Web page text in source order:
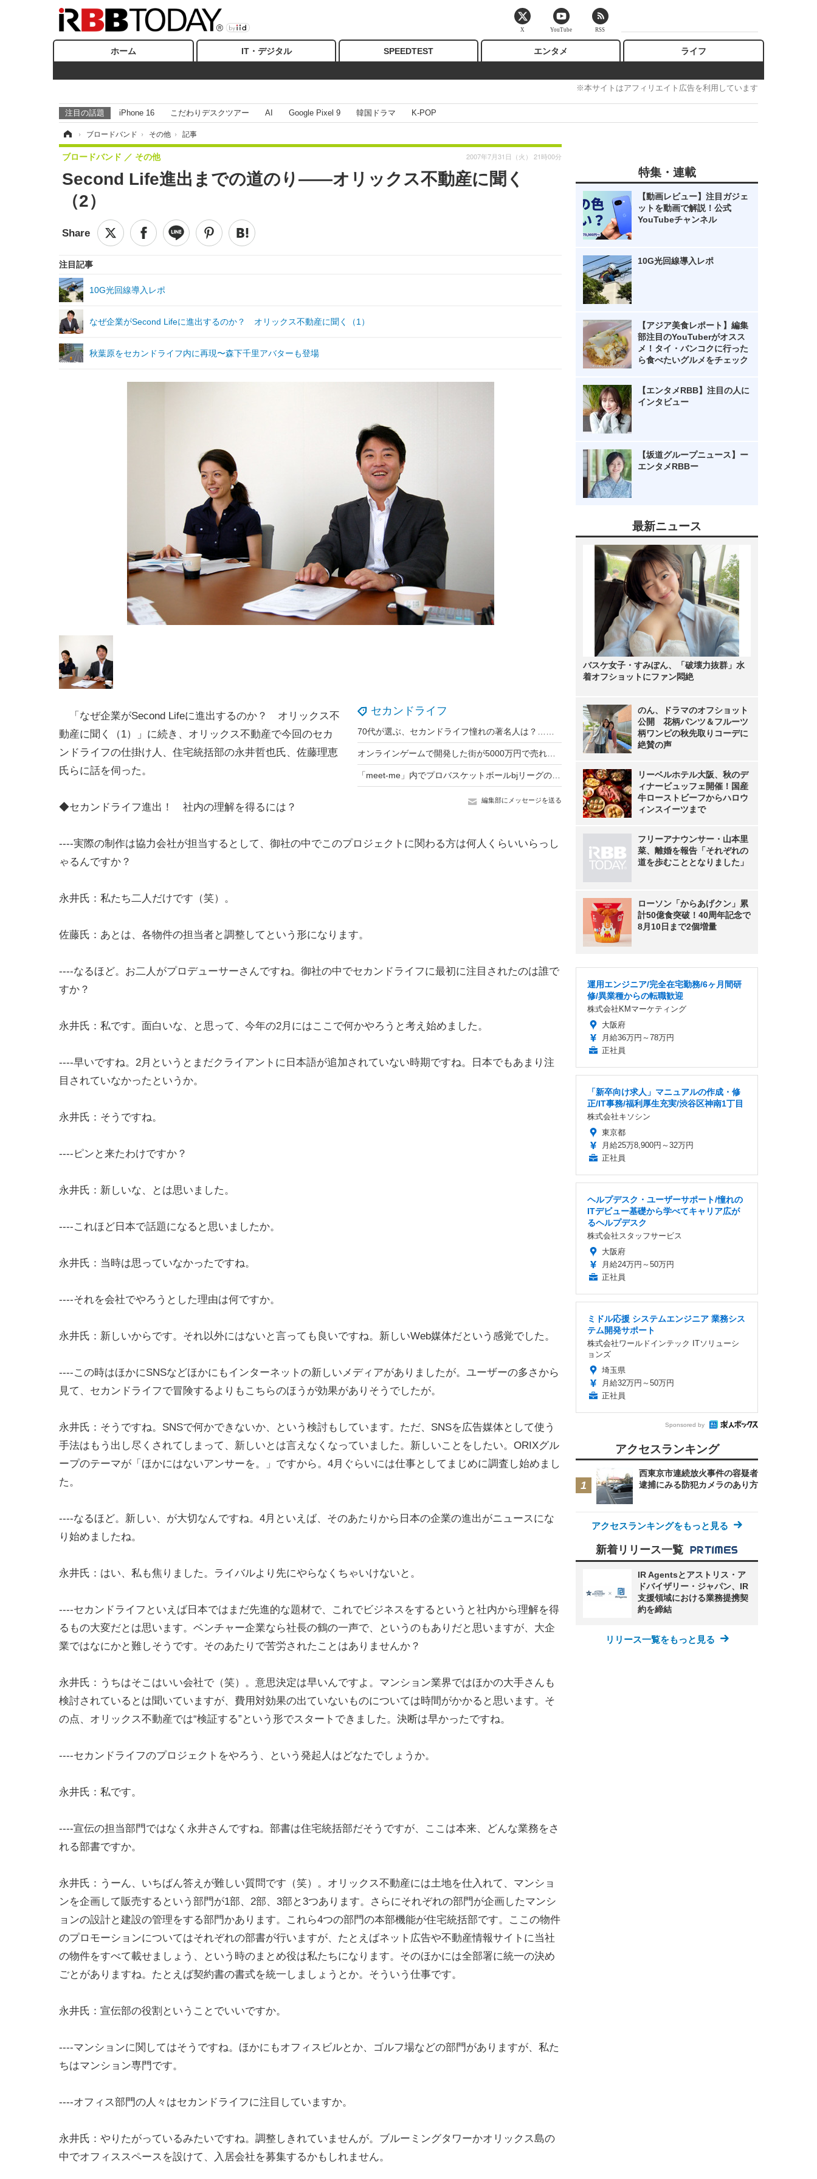
ホーム IT・デジタル SPEEDTEST エンタメ ライフ
※本サイトはアフィリエイト広告を利用しています
注目の話題 iPhone 16 こだわりデスクツアー AI Google Pixel 9 韓国ドラマ K-POP
› ブロードバンド › その他 › 記事
Second Life進出までの道のり——オリックス不動産に聞く
（2）
ブロードバンド その他 2007年7月31日（火） 21時00分
注目記事
10G光回線導入レポ
なぜ企業がSecond Lifeに進出するのか？ オリックス不動産に聞く（1）
秋葉原をセカンドライフ内に再現〜森下千里アバターも登場
セカンドライフ
編集部にメッセージを送る
「なぜ企業がSecond Lifeに進出するのか？ オリックス不
動産に聞く（1）」に続き、オリックス不動産で今回のセカ
ンドライフの仕掛け人、住宅統括部の永井哲也氏、佐藤理恵
氏らに話を伺った。
◆セカンドライフ進出！ 社内の理解を得るには？
----実際の制作は協力会社が担当するとして、御社の中でこのプロジェクトに関わる方は何人くらいいらっし
ゃるんですか？
永井氏：私たち二人だけです（笑）。
佐藤氏：あとは、各物件の担当者と調整してという形になります。
----なるほど。お二人がプロデューサーさんですね。御社の中でセカンドライフに最初に注目されたのは誰で
すか？
永井氏：私です。面白いな、と思って、今年の2月にはここで何かやろうと考え始めました。
----早いですね。2月というとまだクライアントに日本語が追加されていない時期ですね。日本でもあまり注
目されていなかったというか。
永井氏：そうですね。
----ピンと来たわけですか？
永井氏：新しいな、とは思いました。
----これほど日本で話題になると思いましたか。
永井氏：当時は思っていなかったですね。
----それを会社でやろうとした理由は何ですか。
永井氏：新しいからです。それ以外にはないと言っても良いですね。新しいWeb媒体だという感覚でした。
----この時はほかにSNSなどほかにもインターネットの新しいメディアがありましたが。ユーザーの多さから
見て、セカンドライフで冒険するよりもこちらのほうが効果がありそうでしたが。
永井氏：そうですね。SNSで何かできないか、という検討もしています。ただ、SNSを広告媒体として使う
手法はもう出し尽くされてしまって、新しいとは言えなくなっていました。新しいことをしたい。ORIXグル
ープのテーマが「ほかにはないアンサーを。」ですから。4月ぐらいには仕事としてまじめに調査し始めまし
た。
----なるほど。新しい、が大切なんですね。4月といえば、そのあたりから日本の企業の進出がニュースにな
り始めましたね。
永井氏：はい、私も焦りました。ライバルより先にやらなくちゃいけないと。
----セカンドライフといえば日本ではまだ先進的な題材で、これでビジネスをするというと社内から理解を得
るもの大変だとは思います。ベンチャー企業なら社長の鶴の一声で、というのもありだと思いますが、大企
業ではなにかと難しそうです。そのあたりで苦労されたことはありませんか？
永井氏：うちはそこはいい会社で（笑）。意思決定は早いんですよ。マンション業界ではほかの大手さんも
検討されているとは聞いていますが、費用対効果の出ていないものについては時間がかかると思います。そ
の点、オリックス不動産では“検証する”という形でスタートできました。決断は早かったですね。
----セカンドライフのプロジェクトをやろう、という発起人はどなたでしょうか。
永井氏：私です。
----宣伝の担当部門ではなく永井さんですね。部書は住宅統括部だそうですが、ここは本来、どんな業務をさ
れる部書ですか。
永井氏：うーん、いちばん答えが難しい質問です（笑）。オリックス不動産には土地を仕入れて、マンショ
ンを企画して販売するという部門が1部、2部、3部と3つあります。さらにそれぞれの部門が企画したマンシ
ョンの設計と建設の管理をする部門かあります。これら4つの部門の本部機能が住宅統括部です。ここの物件
のプロモーションについてはそれぞれの部書が行いますが、たとえばネット広告や不動産情報サイトに当社
の物件をすべて載せましょう、という時のまとめ役は私たちになります。そのほかには全部署に統一の決め
ごとがありますね。たとえば契約書の書式を統一しましょうとか。そういう仕事です。
永井氏：宣伝部の役割ということでいいですか。
----マンションに関してはそうですね。ほかにもオフィスビルとか、ゴルフ場などの部門がありますが、私た
ちはマンション専門です。
----オフィス部門の人々はセカンドライフに注目していますか。
永井氏：やりたがっているみたいですね。調整しきれていませんが。ブルーミングタワーかオリックス島の
中でオフィススペースを設けて、入居会社を募集するかもしれません。
特集・連載
【動画レビュー】注目ガジェ
ットを動画で解説！公式
YouTubeチャンネル
10G光回線導入レポ
【アジア美食レポート】編集
部注目のYouTuberがオスス
メ！タイ・バンコクに行った
ら食べたいグルメをチェック
【エンタメRBB】注目の人に
インタビュー
【坂道グループニュース】ー
エンタメRBBー
最新ニュース
バスケ女子・すみぽん、「破壊力抜群」水
着オフショットにファン悶絶
のん、ドラマのオフショット
公開 花柄パンツ＆フルーツ
柄ワンピの秋先取りコーデに
絶賛の声
リーベルホテル大阪、秋のデ
ィナービュッフェ開催！国産
牛ローストビーフからハロウ
ィンスイーツまで
フリーアナウンサー・山本里
菜、離婚を報告「それぞれの
道を歩むこととなりました」
ローソン「からあげクン」累
計50億食突破！40周年記念で
8月10日まで2個増量
運用エンジニア/完全在宅勤務/6ヶ月間研
修/異業種からの転職歓迎
株式会社KMマーケティング
大阪府
月給36万円～78万円
正社員
「新卒向け求人」マニュアルの作成・修
正/IT事務/福利厚生充実/渋谷区神南1丁目
株式会社キソシン
東京都
月給25万8,900円～32万円
正社員
ヘルプデスク・ユーザーサポート/憧れの
ITデビュー基礎から学べてキャリア広が
るヘルプデスク
株式会社スタッフサービス
大阪府
月給24万円～50万円
正社員
ミドル応援 システムエンジニア 業務シス
テム開発サポート
株式会社ワールドインテック ITソリューシ
ョンズ
埼玉県
月給32万円～50万円
正社員
Sponsored by
アクセスランキング
西東京市連続放火事件の容疑者
逮捕にみる防犯カメラのあり方
アクセスランキングをもっと見る
新着リリース一覧
IR Agentsとアストリス・ア
ドバイザリー・ジャパン、IR
支援領域における業務提携契
約を締結
リリース一覧をもっと見る
X YouTube RSS